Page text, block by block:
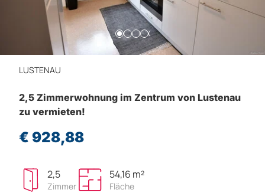
LUSTENAU
2,5 Zimmerwohnung im Zentrum von Lustenau
zu vermieten!
€ 928,88
2,5
Zimmer
54,16 m²
Fläche